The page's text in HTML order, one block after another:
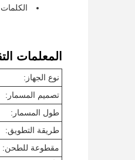
المعلمات
نوع الجهاز:
تصميم المسمار:
طول المسمار:
طريقة التطويق:
مقطوعة للطحن: